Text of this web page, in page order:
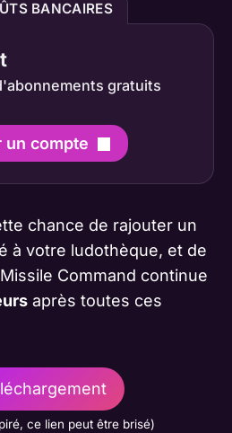
BANCAIRES
gratuits
un compte
chance de rajouter un
à votre ludothèque, et de
Command continue
après toutes ces
ce lien peut être brisé)